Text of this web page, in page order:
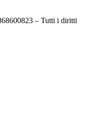
– Tutti i diritti